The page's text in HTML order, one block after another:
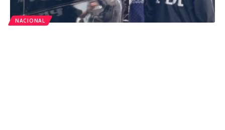
NACIONAL